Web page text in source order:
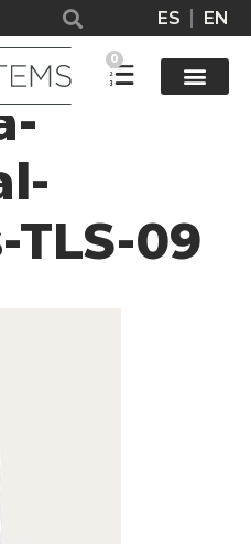
ES EN
0
TLS-09